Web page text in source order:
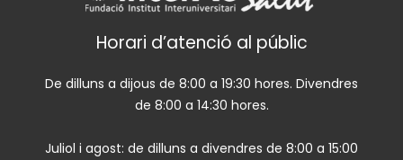
Horari d’atenció al públic
De dilluns a dijous de 8:00 a 19:30 hores. Divendres
de 8:00 a 14:30 hores.
Juliol i agost: de dilluns a divendres de 8:00 a 15:00